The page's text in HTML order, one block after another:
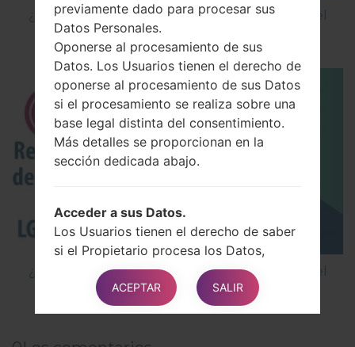
¿Cómo restablecer datos de fábrica a través del
código en LG Cookie Smart T375?
¿Cómo restablecer datos de fábrica a través del
menú en LG Nitro HD P930?
previamente dado para procesar sus
Datos Personales.
Oponerse al procesamiento de sus
Datos. Los Usuarios tienen el derecho de
oponerse al procesamiento de sus Datos
si el procesamiento se realiza sobre una
base legal distinta del consentimiento.
Más detalles se proporcionan en la
sección dedicada abajo.
Acceder a sus Datos.
Los Usuarios tienen el derecho de saber
si el Propietario procesa los Datos,
obtener información sobre ciertos
aspectos del procesamiento y obtener
una copia de los Datos que se están
ACEPTAR SALIR